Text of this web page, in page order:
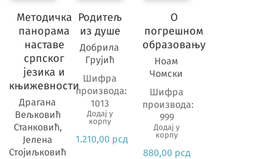
Методичка
панорама
наставе
српског
језика и
књижевности
Драгана
Вељковић
Станковић,
Јелена
Стојиљковић
Родитељ
из душе
Добрила
Грујић
Шифра
производа:
1013
Додај у
корпу
1.210,00 рсд
О
погрешном
образовању
Ноам
Чомски
Шифра
производа:
999
Додај у
корпу
880,00 рсд